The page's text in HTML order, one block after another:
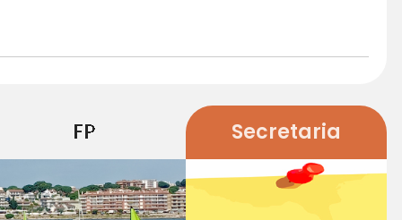
FP Secretaria